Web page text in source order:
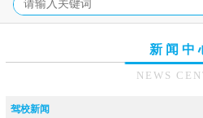
新闻中
NEWS
驾校新闻